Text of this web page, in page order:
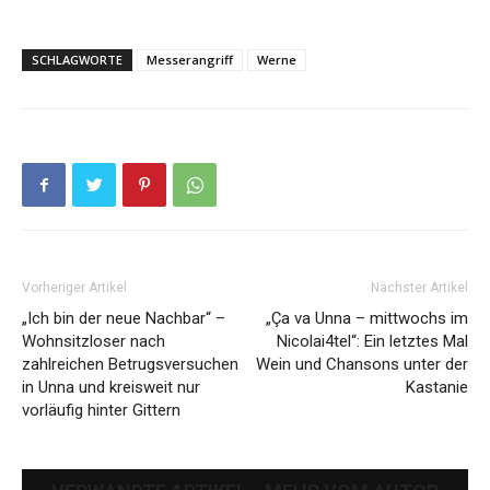
SCHLAGWORTE Messerangriff Werne
Vorheriger Artikel
„Ich bin der neue Nachbar“ –
Wohnsitzloser nach
zahlreichen Betrugsversuchen
in Unna und kreisweit nur
vorläufig hinter Gittern
Nächster Artikel
„Ça va Unna – mittwochs im
Nicolai4tel“: Ein letztes Mal
Wein und Chansons unter der
Kastanie